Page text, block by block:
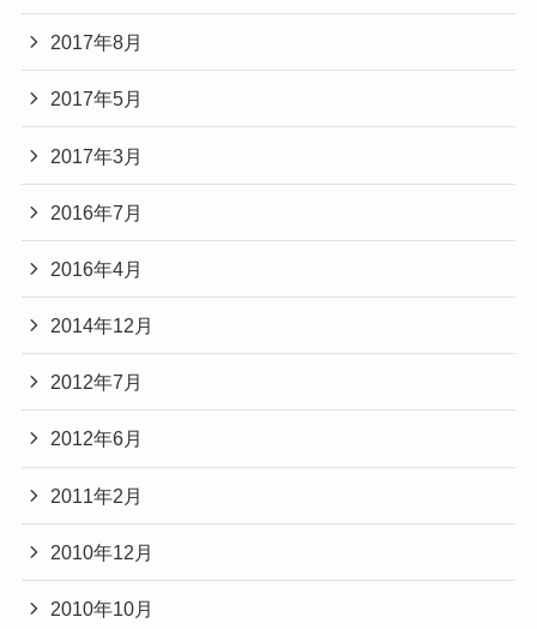
2017年8月
2017年5月
2017年3月
2016年7月
2016年4月
2014年12月
2012年7月
2012年6月
2011年2月
2010年12月
2010年10月